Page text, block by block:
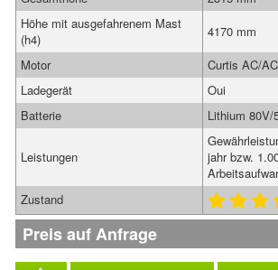
Höhe mit ausgefahrenem Mast
(h4)
4170 mm
Motor
Curtis AC/AC
Ladegerät
Oui
Batterie
Lithium 80V/
Leistungen
jahr bzw.
Zustand
Preis auf Anfrage